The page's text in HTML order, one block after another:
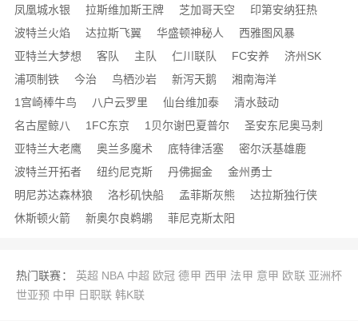
凤凰城水银
拉斯维加斯王牌 芝加哥天空
印第安纳狂热
波特兰火焰
达拉斯飞翼 华盛顿神秘人
西雅图风暴
亚特兰大梦想
客队 主队 仁川联队 FC安养
济州SK
浦项制铁
今治 鸟栖沙岩 新泻天鹅
湘南海洋
1宫崎棒牛鸟
八户云罗里 仙台维加泰
清水鼓动
名古屋鲸八
1FC东京 1贝尔谢巴夏普尔
圣安东尼奥马刺
亚特兰大老鹰
奥兰多魔术 底特律活塞
密尔沃基雄鹿
波特兰开拓者
纽约尼克斯 丹佛掘金
金州勇士
明尼苏达森林狼
洛杉矶快船 孟菲斯灰熊
达拉斯独行侠
休斯顿火箭
新奥尔良鹈鹕 菲尼克斯太阳
热门联赛： 英超 NBA 中超 欧冠 德甲 西甲 法甲 意甲 欧联 亚洲杯
世亚预 中甲 日职联 韩K联